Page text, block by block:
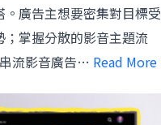
廣告主想要密集對目標受
掌握分散的影音主題流
流影音廣告… Read More